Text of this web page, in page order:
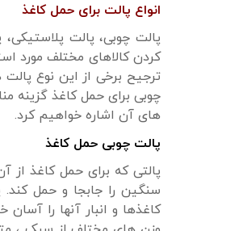
انواع پالت برای حمل کاغذ
پالت چوبی، پالت
کردن کالاهای مختلف مورد
ترجیح برخی از این نوع
چوبی برای حمل کاغذ گزینه
های آن اشاره خواهیم کرد.
پالت چوبی حمل کاغذ
پالتی که برای حمل کاغذ
سنگین را جابجا و حمل کند.
کاغذها و انبار آنها را